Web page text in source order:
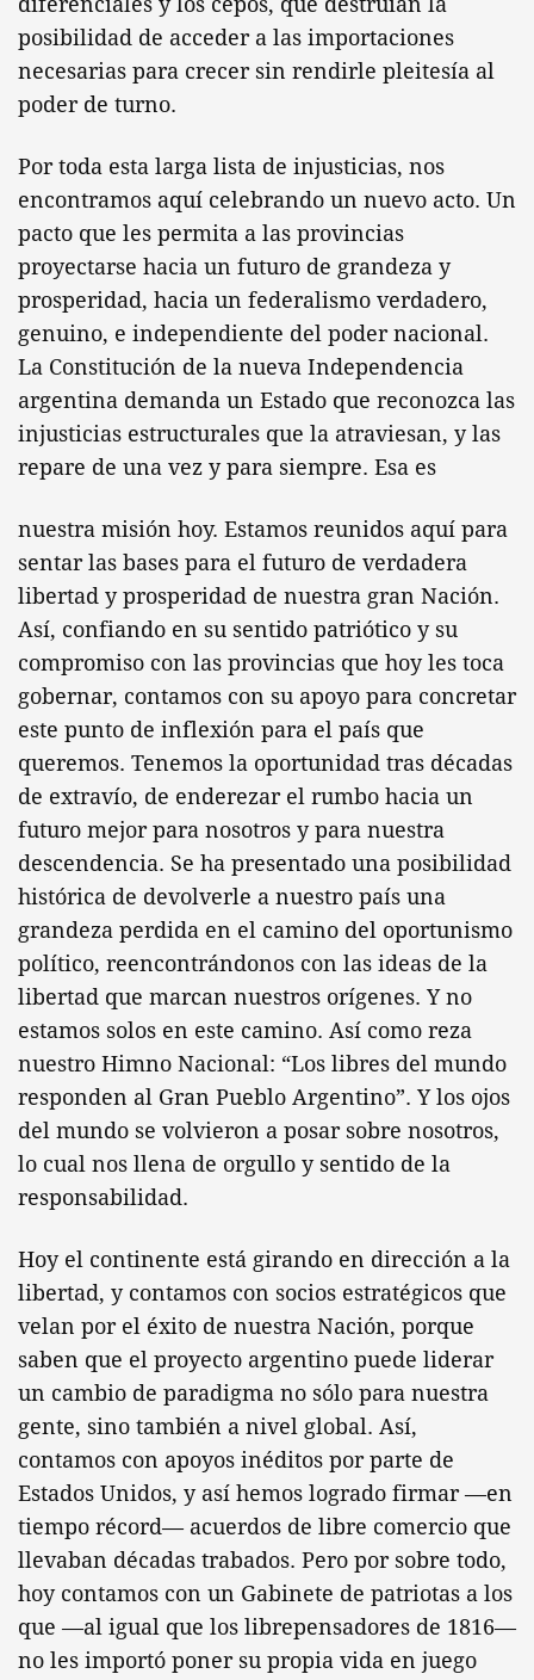
posibilidad de acceder a las importaciones
necesarias para crecer sin rendirle pleitesía al
poder de turno.
Por toda esta larga lista de injusticias, nos
encontramos aquí celebrando un nuevo acto. Un
pacto que les permita a las provincias
proyectarse hacia un futuro de grandeza y
prosperidad, hacia un federalismo verdadero,
genuino, e independiente del poder nacional.
La Constitución de la nueva Independencia
argentina demanda un Estado que reconozca las
injusticias estructurales que la atraviesan, y las
repare de una vez y para siempre. Esa es
nuestra misión hoy. Estamos reunidos aquí para
sentar las bases para el futuro de verdadera
libertad y prosperidad de nuestra gran Nación.
Así, confiando en su sentido patriótico y su
compromiso con las provincias que hoy les toca
gobernar, contamos con su apoyo para concretar
este punto de inflexión para el país que
queremos. Tenemos la oportunidad tras décadas
de extravío, de enderezar el rumbo hacia un
futuro mejor para nosotros y para nuestra
descendencia. Se ha presentado una posibilidad
histórica de devolverle a nuestro país una
grandeza perdida en el camino del oportunismo
político, reencontrándonos con las ideas de la
libertad que marcan nuestros orígenes. Y no
estamos solos en este camino. Así como reza
nuestro Himno Nacional: “Los libres del mundo
responden al Gran Pueblo Argentino”. Y los ojos
del mundo se volvieron a posar sobre nosotros,
lo cual nos llena de orgullo y sentido de la
responsabilidad.
Hoy el continente está girando en dirección a la
libertad, y contamos con socios estratégicos que
velan por el éxito de nuestra Nación, porque
saben que el proyecto argentino puede liderar
un cambio de paradigma no sólo para nuestra
gente, sino también a nivel global. Así,
contamos con apoyos inéditos por parte de
Estados Unidos, y así hemos logrado firmar —en
tiempo récord— acuerdos de libre comercio que
llevaban décadas trabados. Pero por sobre todo,
hoy contamos con un Gabinete de patriotas a los
que —al igual que los librepensadores de 1816—
no les importó poner su propia vida en juego